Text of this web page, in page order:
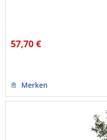
57,70 €
Merken